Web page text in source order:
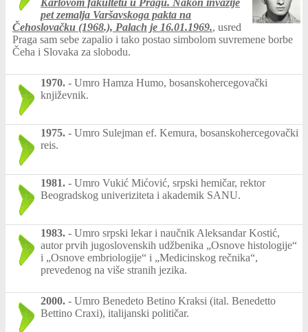
Karlovom fakultetu u Pragu. Nakon invazije
pet zemalja Varšavskoga pakta na
Čehoslovačku (1968.), Palach je 16.01.1969., usred
Praga sam sebe zapalio i tako postao simbolom suvremene borbe
Čeha i Slovaka za slobodu.
1970. - Umro Hamza Humo, bosanskohercegovački
književnik.
1975. - Umro Sulejman ef. Kemura, bosanskohercegovački
reis.
1981. - Umro Vukić Mićović, srpski hemičar, rektor
Beogradskog univeriziteta i akademik SANU.
1983. - Umro srpski lekar i naučnik Aleksandar Kostić,
autor prvih jugoslovenskih udžbenika „Osnove histologije“
i „Osnove embriologije“ i „Medicinskog rečnika“,
prevedenog na više stranih jezika.
2000. - Umro Benedeto Betino Kraksi (ital. Benedetto
Bettino Craxi), italijanski političar.